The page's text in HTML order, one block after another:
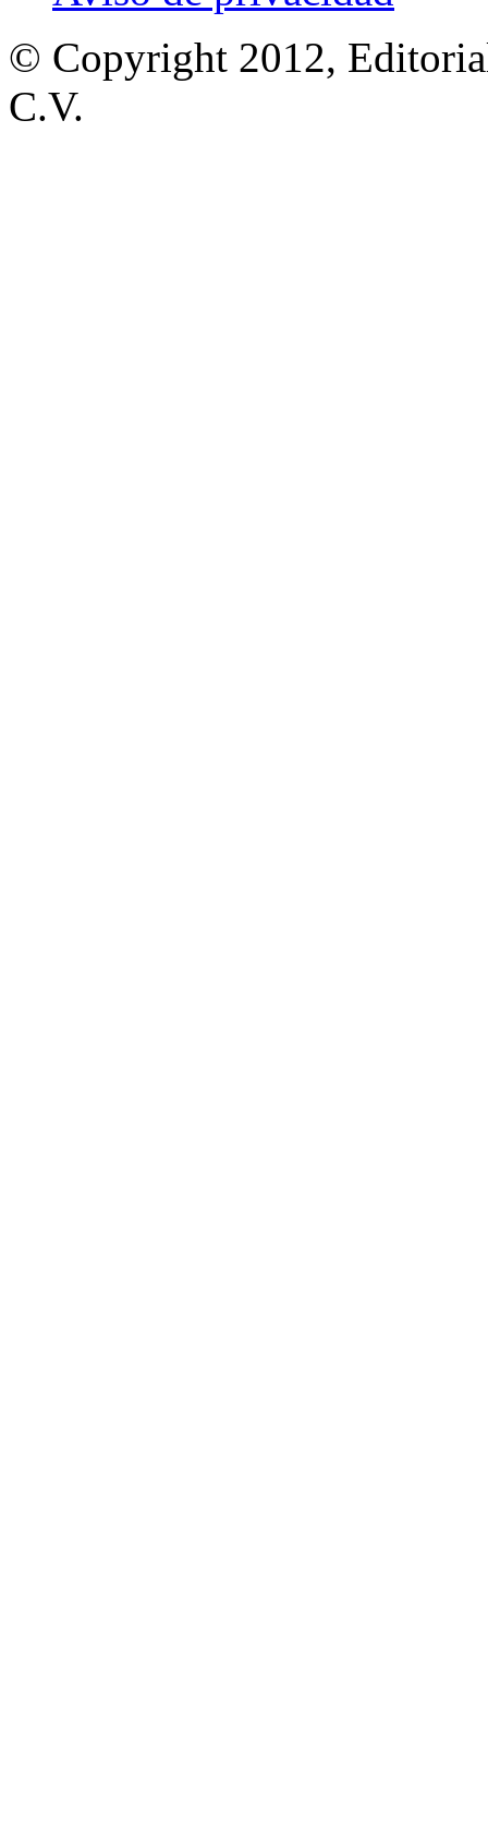
© Copyright 2012,
C.V.